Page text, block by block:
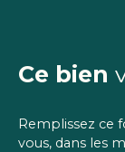
Ce bien
Remplissez ce
vous, dans les